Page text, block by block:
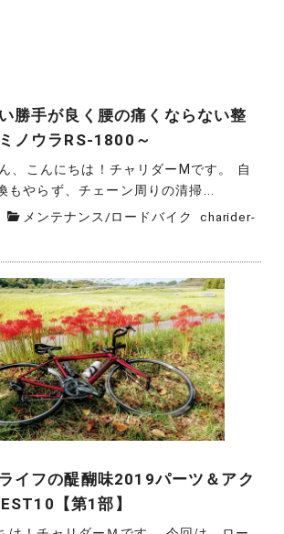
勝手が良く腰の痛くならない整
ノウラRS-1800～
、こんにちは！チャリダーMです。 自
もやらず、チェーン周りの清掃...
メンテナンス /ロードバイク
charider-
イフの醍醐味2019パーツ＆アク
【第1部】